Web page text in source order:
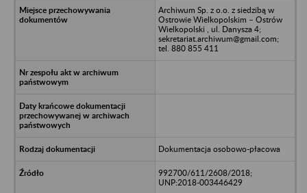
Archiwum Sp. z o.o. z siedzibą w
Ostrowie Wielkopolskim – Ostrów
Wielkopolski , ul. Danysza 4;
sekretariat.archiwum@gmail.com;
tel. 880 855 411
Dokumentacja osobowo-płacowa
992700/611/2608/2018;
UNP:2018-003446429